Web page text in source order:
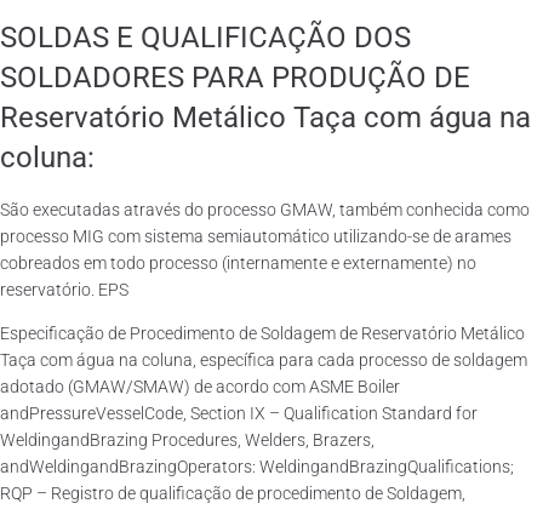
SOLDAS E QUALIFICAÇÃO DOS
SOLDADORES PARA PRODUÇÃO DE
Reservatório Metálico Taça com água na
coluna:
São executadas através do processo GMAW, também conhecida como
processo MIG com sistema semiautomático utilizando-se de arames
cobreados em todo processo (internamente e externamente) no
reservatório. EPS
Especificação de Procedimento de Soldagem de Reservatório Metálico
Taça com água na coluna, específica para cada processo de soldagem
adotado (GMAW/SMAW) de acordo com ASME Boiler
andPressureVesselCode, Section IX – Qualification Standard for
WeldingandBrazing Procedures, Welders, Brazers,
andWeldingandBrazingOperators: WeldingandBrazingQualifications;
RQP – Registro de qualificação de procedimento de Soldagem,